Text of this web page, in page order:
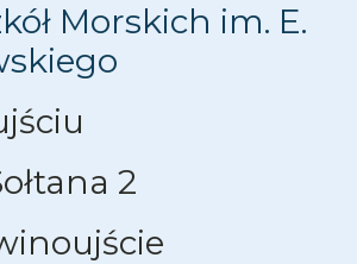
Morskich im. E.
2